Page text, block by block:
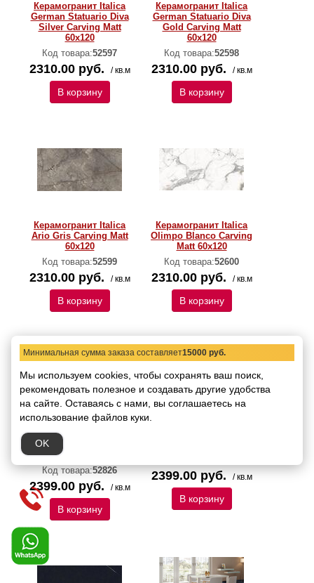
Керамогранит Italica
German Statuario Diva
Silver Carving Matt
60x120
Код товара:52597
2310.00 руб. / кв.м
В корзину
Керамогранит Italica
German Statuario Diva
Gold Carving Matt
60x120
Код товара:52598
2310.00 руб. / кв.м
В корзину
Керамогранит Italica
Ario Gris Carving Matt
60x120
Код товара:52599
2310.00 руб. / кв.м
В корзину
Керамогранит Italica
Olimpo Blanco Carving
Matt 60x120
Код товара:52600
2310.00 руб. / кв.м
В корзину
Керамогранит Italica
Besar Grey Polished
Код товара:52826
2399.00 руб. / кв.м
В корзину
2399.00 руб. / кв.м
В корзину
Минимальная сумма заказа составляет15000 руб.
Мы используем cookies, чтобы сохранять ваш поиск,
рекомендовать полезное и создавать другие удобства
на сайте. Оставаясь с нами, вы соглашаетесь на
использование файлов куки.
OK